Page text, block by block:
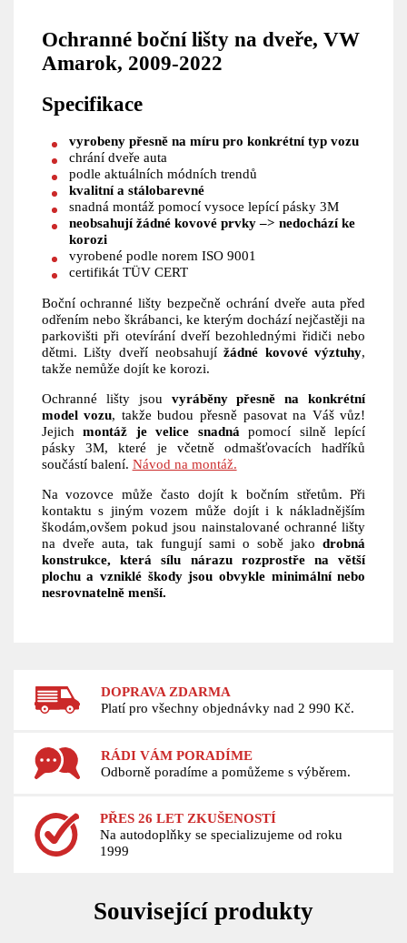
Ochranné boční lišty na dveře, VW
Amarok, 2009-2022
Specifikace
vyrobeny přesně na míru pro konkrétní typ vozu
chrání dveře auta
podle aktuálních módních trendů
kvalitní a stálobarevné
snadná montáž pomocí vysoce lepící pásky 3M
neobsahují žádné kovové prvky –> nedochází ke
korozi
vyrobené podle norem ISO 9001
certifikát TÜV CERT
Boční ochranné lišty bezpečně ochrání dveře auta před
odřením nebo škrábanci, ke kterým dochází nejčastěji na
parkovišti při otevírání dveří bezohlednými řidiči nebo
dětmi. Lišty dveří neobsahujížádné kovové výztuhy,
takže nemůže dojít ke korozi.
Ochranné lišty jsou vyráběny přesně na konkrétní
model vozu, takže budou přesně pasovat na Váš vůz!
Jejichmontáž je velice snadná pomocí silně lepící
pásky 3M, které je včetně odmašťovacích hadříků
součástí balení. Návod na montáž.
Na vozovce může často dojít k bočním střetům. Při
kontaktu s jiným vozem může dojít i k nákladnějším
škodám,ovšem pokud jsou nainstalované ochranné lišty
na dveře auta, tak fungují sami o sobě jakodrobná
konstrukce, která sílu nárazu rozprostře na větší
plochu a vzniklé škody jsou obvykle minimální nebo
nesrovnatelně menší.
DOPRAVA ZDARMA
Platí pro všechny objednávky nad 2 990 Kč.
RÁDI VÁM PORADÍME
Odborně poradíme a pomůžeme s výběrem.
PŘES 26 LET ZKUŠENOSTÍ
Na autodoplňky se specializujeme od roku
1999
Související produkty